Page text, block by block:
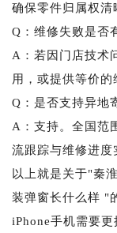
确保零件归属权清
Q：维修失败是否
A：若因门店技术
用，或提供等价的
Q：是否支持异地
A：支持。全国范
流跟踪与维修进度
以上就是关于"秦
装弹窗长什么样 "
iPhone手机需要